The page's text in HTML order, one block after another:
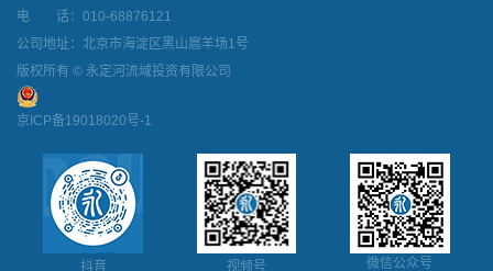
电 话：010-68876121
公司地址：北京市海淀区黑山扈羊场1号
版权所有 © 永定河流域投资有限公司
京ICP备19018020号-1
抖音 视频号 微信公众号